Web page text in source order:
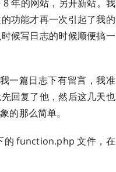
年的网站，另开新站。我
功能才再一次引起了我的
候写日志的时候顺便搞一
一篇日志下有留言，我准
回复了他，然后这几天也
的那么简单。
的 function.php 文件，在